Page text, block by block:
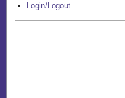
Login/Logout